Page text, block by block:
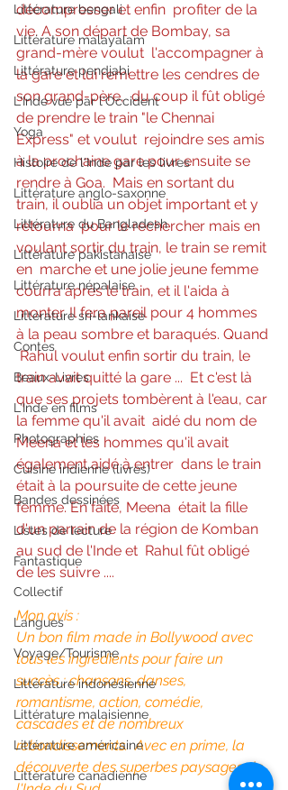
Littérature bengali
Littérature malayalam
Littérature pendjabi
L'Inde vue par l'Occident
Yoga
Histoire de l'Inde par les livres
Littérature anglo-saxonne
Littérature du Bangladesh
Littérature pakistanaise
Littérature népalaise
Littérature sri-lankaise
Contes
Beaux-Livres
L'Inde en films
Photographies
Cuisine indienne (livres)
Bandes dessinées
Listes de lecture
Fantastique
Collectif
Langues
Voyage/Tourisme
Littérature indonésienne
Littérature malaisienne
Littérature américaine
Littérature canadienne
décompresser et enfin  profiter de la
vie. A son départ de Bombay, sa
grand-mère voulut  l'accompagner à
la gare et lui remettre les cendres de
son grand-père,  du coup il fût obligé
de prendre le train "le Chennai
Express" et voulut  rejoindre ses amis
à la prochaine gare pour ensuite se
rendre à Goa.  Mais en sortant du
train, il oublia un objet important et y
retourna  pour le rechercher mais en
voulant sortir du train, le train se remit
en  marche et une jolie jeune femme
courra après le train, et il l'aida à
monter. Il fera pareil pour 4 hommes
à la peau sombre et baraqués. Quand
Rahul voulut enfin sortir du train, le
train avait quitté la gare ...  Et c'est là
que ses projets tombèrent à l'eau, car
la femme qu'il avait  aidé du nom de
Meena et les hommes qu'il avait
également aidé à entrer  dans le train
était à la poursuite de cette jeune
femme. En faite, Meena  était la fille
d'un parrain de la région de Komban
au sud de l'Inde et  Rahul fût obligé
de les suivre ....
Mon avis :
Un bon film made in Bollywood avec
tous les ingrédients pour faire un
succès : chansons, danses,
romantisme, action, comédie,
cascades et de nombreux
rebondissements.  Avec en prime, la
découverte des superbes paysages de